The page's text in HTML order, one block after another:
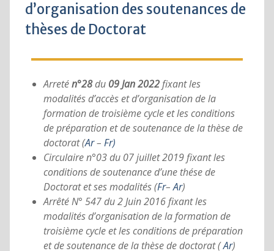
d’organisation des soutenances de
thèses de Doctorat
Arretén°28du 09 Jan 2022fixant les
modalités d’accès et d’organisation de la
formation de troisième cycle et les conditions
de préparation et de soutenance de la thèse de
doctorat (Ar– Fr)
Circulaire n°03 du 07 juillet 2019 fixant les
conditions de soutenance d’une thése de
Doctorat et ses modalités (Fr–Ar)
Arrêté N° 547 du 2 Juin 2016 fixant les
modalités d’organisation de la formation de
troisième cycle et les conditions de préparation
et de soutenance de la thèse de doctorat (Ar)